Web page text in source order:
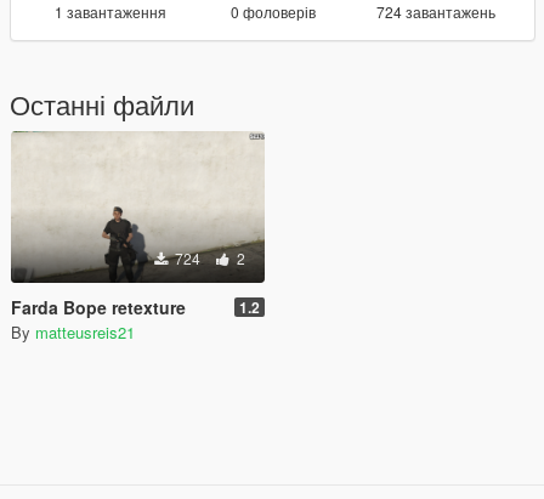
1 завантаження 0 фоловерів 724 завантажень
Останні файли
724 2
Farda Bope retexture 1.2
By matteusreis21